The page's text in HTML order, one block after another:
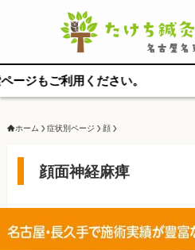
さい。
ホーム 症状別ページ 顔
顔面神経麻痺